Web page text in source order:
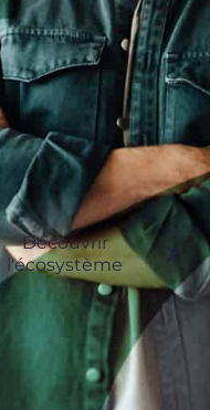
Découvrir
l'écosystème